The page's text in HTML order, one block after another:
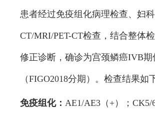
患者经过免疫组化病理检查、妇
CT/MRI/PET-CT检查，结合整体
修正诊断，确诊为宫颈鳞癌IVB期
（FIGO2018分期）。检查结果如
免疫组化： AE1/AE3（+）；CK5/